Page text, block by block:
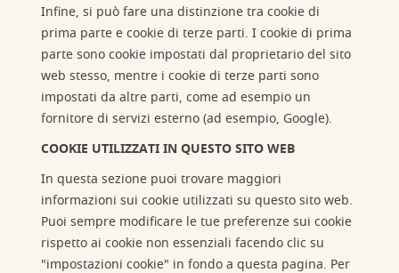
Infine, si può fare una distinzione tra cookie di
prima parte e cookie di terze parti. I cookie di prima
parte sono cookie impostati dal proprietario del sito
web stesso, mentre i cookie di terze parti sono
impostati da altre parti, come ad esempio un
fornitore di servizi esterno (ad esempio, Google).
COOKIE UTILIZZATI IN QUESTO SITO WEB
In questa sezione puoi trovare maggiori
informazioni sui cookie utilizzati su questo sito web.
Puoi sempre modificare le tue preferenze sui cookie
rispetto ai cookie non essenziali facendo clic su
"impostazioni cookie" in fondo a questa pagina. Per